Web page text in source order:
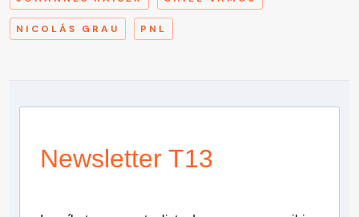
NICOLÁS GRAU PNL
Newsletter T13